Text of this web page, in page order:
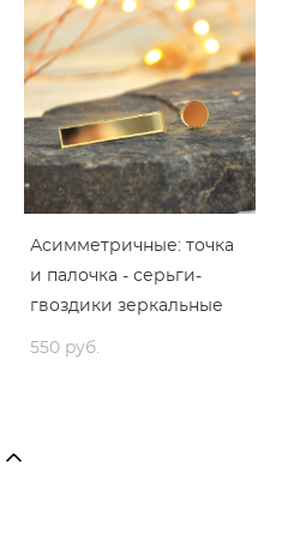
Асимметричные: точка
и палочка - серьги-
гвоздики зеркальные
550 pуб.